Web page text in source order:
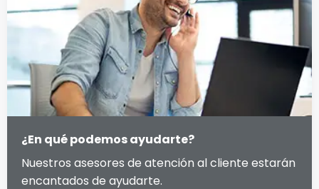
¿En qué podemos ayudarte?
Nuestros asesores de atención al cliente estarán
encantados de ayudarte.